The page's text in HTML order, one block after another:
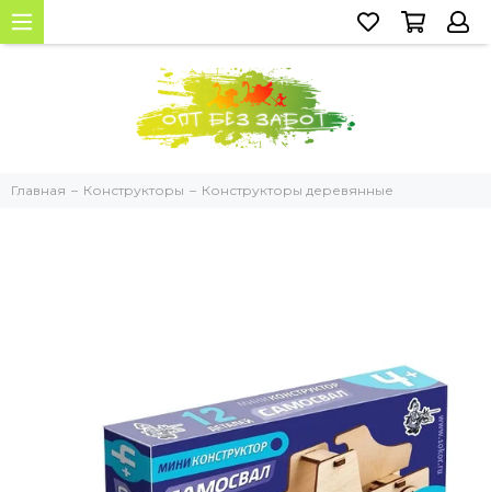
Главная Конструкторы Конструкторы деревянные